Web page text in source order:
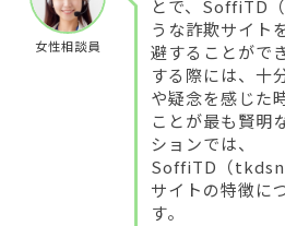
女性相談員
とで、SoffiTD
うな詐欺サイト
避することがで
する際には、十
や疑念を感じた
ことが最も賢明
ションでは、
SoffiTD（
サイトの特徴に
す。